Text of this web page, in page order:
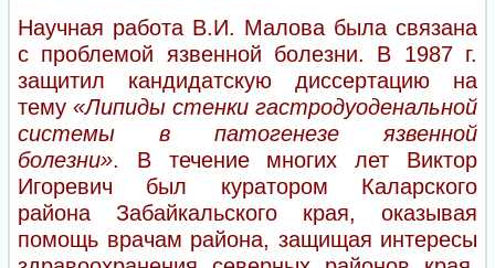
Научная работа В.И. Малова была связана
с проблемой язвенной болезни. В 1987 г.
защитил кандидатскую диссертацию на
тему «Липиды стенки гастродуоденальной
системы в патогенезе язвенной
болезни». В течение многих лет Виктор
Игоревич был куратором Каларского
района Забайкальского края, оказывая
помощь врачам района, защищая интересы